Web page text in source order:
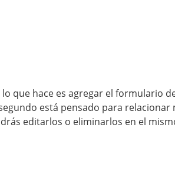
que hace es agregar el formulario
está pensado para relacionar
editarlos o eliminarlos en el